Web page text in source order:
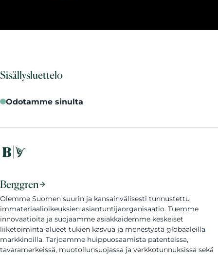
Sisällysluettelo
Odotamme sinulta
Berggren
Olemme Suomen suurin ja kansainvälisesti tunnustettu
immateriaalioikeuksien asiantuntijaorganisaatio. Tuemme
innovaatioita ja suojaamme asiakkaidemme keskeiset
liiketoiminta-alueet tukien kasvua ja menestystä globaaleilla
markkinoilla. Tarjoamme huippuosaamista patenteissa,
tavaramerkeissä, muotoilunsuojassa ja verkkotunnuksissa sekä